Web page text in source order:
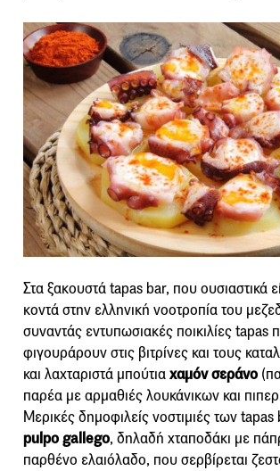
Στα ξακουστά tapas bar, που ουσιαστικά
κοντά στην ελληνική νοοτροπία του
συναντάς εντυπωσιακές ποικιλίες tapas
φιγουράρουν στις βιτρίνες και τους
και λαχταριστά μπούτιαχαμόν σεράνο
παρέα με αρμαθιές λουκάνικων και
Μερικές δημοφιλείς νοστιμιές των tapas
pulpo gallego, δηλαδή χταπoδάκι με
παρθένο ελαιόλαδο, που σερβίρεται